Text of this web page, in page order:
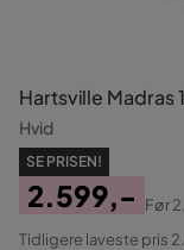
Hartsville Madras
Hvid
SE PRISEN!
Pris
2.599,-
Original
Før
Tidligere laveste pris